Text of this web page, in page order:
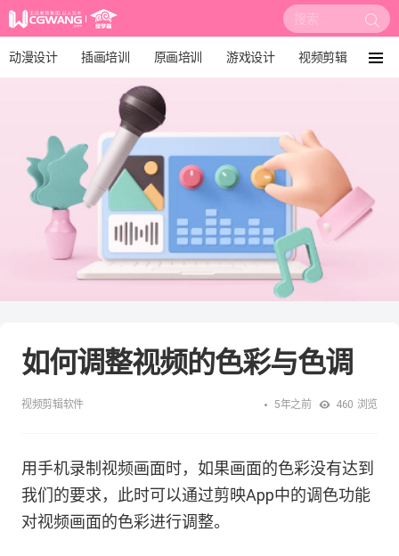
搜
索:
动漫设计 插画培训 原画培训 游戏设计 视频剪辑
3D建模
漫画设计 绘画教程 板绘培训
如何调整视频的色彩与色调
视频剪辑软件 5年之前 460 浏览
用手机录制视频画面时，如果画面的色彩没有达到
我们的要求，此时可以通过剪映App中的调色功能
对视频画面的色彩进行调整。